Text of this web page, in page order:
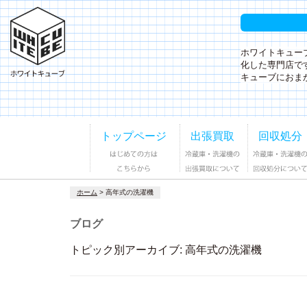
ホワイトキュー
化した専門店で
キューブにおま
トップページ 出張買取 回収処分
ホーム > 高年式の洗濯機
ブログ
トピック別アーカイブ: 高年式の洗濯機